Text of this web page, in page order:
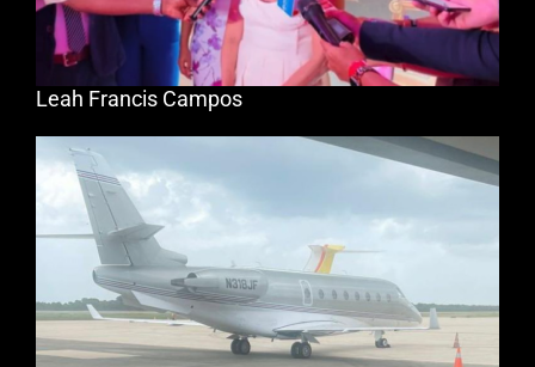
Leah Francis Campos